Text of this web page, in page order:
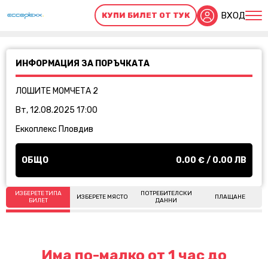
КУПИ БИЛЕТ ОТ ТУК ВХОД
ИНФОРМАЦИЯ ЗА ПОРЪЧКАТА
ЛОШИТЕ МОМЧЕТА 2
Вт, 12.08.2025 17:00
Еккоплекс Пловдив
ОБЩО 0.00 € / 0.00 ЛВ
ИЗБЕРЕТЕ ТИПА
БИЛЕТ
ИЗБЕРЕТЕ МЯСТО
ПОТРЕБИТЕЛСКИ
ДАННИ
ПЛАЩАНЕ
Има по-малко от 1 час до